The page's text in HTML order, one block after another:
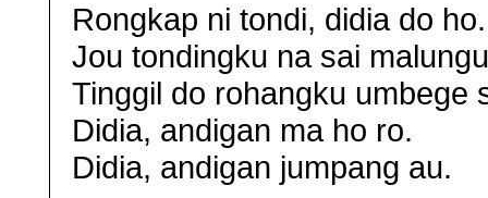
Rongkap ni tondi, didia do ho.
Jou tondingku na sai
Tinggil do rohangku umbege
Didia, andigan ma ho ro.
Didia, andigan jumpang au.